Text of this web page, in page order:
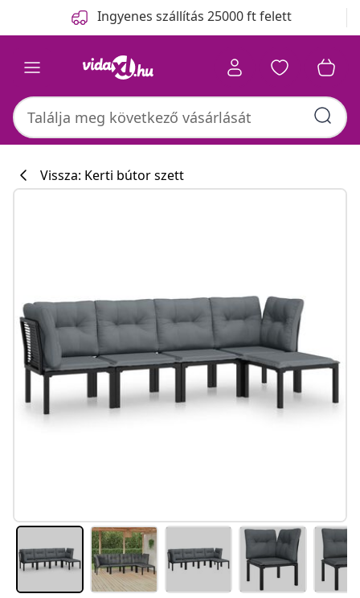
Ingyenes szállítás 25000 ft felett
Vissza: Kerti bútor szett